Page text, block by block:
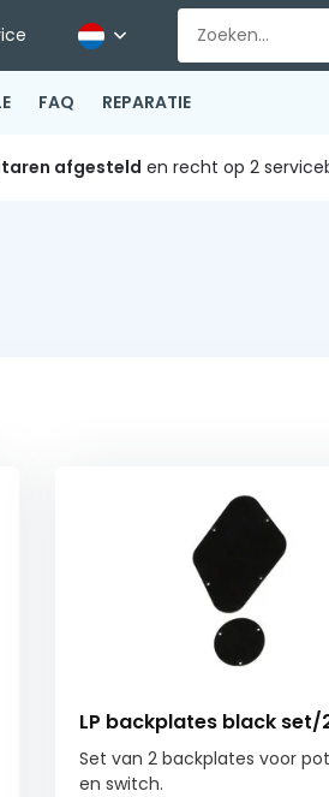
FAQ REPARATIE
afgesteld en recht op 2
LP backplates black set/
Set van 2 backplates voor
en switch.